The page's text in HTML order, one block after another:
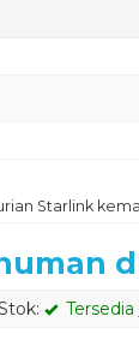
Starlink
Tersedia